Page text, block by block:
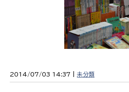
2014/07/03 14:37 | 未分類